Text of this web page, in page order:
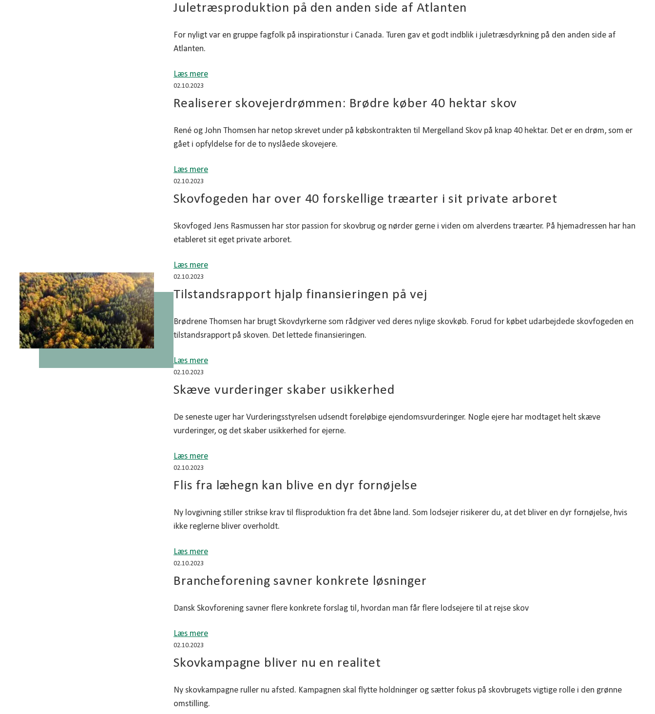
Juletræsproduktion på den anden side af Atlanten
For nyligt var en gruppe fagfolk på inspirationstur i Canada. Turen gav et godt indblik i juletræsdyrkning på den anden side af
Atlanten.
Læs mere
02.10.2023
Realiserer skovejerdrømmen: Brødre køber 40 hektar skov
René og John Thomsen har netop skrevet under på købskontrakten til Mergelland Skov på knap 40 hektar. Det er en drøm, som er
gået i opfyldelse for de to nyslåede skovejere.
Læs mere
02.10.2023
Skovfogeden har over 40 forskellige træarter i sit private arboret
Skovfoged Jens Rasmussen har stor passion for skovbrug og nørder gerne i viden om alverdens træarter. På hjemadressen har han
etableret sit eget private arboret.
Læs mere
02.10.2023
Tilstandsrapport hjalp finansieringen på vej
Brødrene Thomsen har brugt Skovdyrkerne som rådgiver ved deres nylige skovkøb. Forud for købet udarbejdede skovfogeden en
tilstandsrapport på skoven. Det lettede finansieringen.
Læs mere
02.10.2023
Skæve vurderinger skaber usikkerhed
De seneste uger har Vurderingsstyrelsen udsendt foreløbige ejendomsvurderinger. Nogle ejere har modtaget helt skæve
vurderinger, og det skaber usikkerhed for ejerne.
Læs mere
02.10.2023
Flis fra læhegn kan blive en dyr fornøjelse
Ny lovgivning stiller strikse krav til flisproduktion fra det åbne land. Som lodsejer risikerer du, at det bliver en dyr fornøjelse, hvis
ikke reglerne bliver overholdt.
Læs mere
02.10.2023
Brancheforening savner konkrete løsninger
Dansk Skovforening savner flere konkrete forslag til, hvordan man får flere lodsejere til at rejse skov
Læs mere
02.10.2023
Skovkampagne bliver nu en realitet
Ny skovkampagne ruller nu afsted. Kampagnen skal flytte holdninger og sætter fokus på skovbrugets vigtige rolle i den grønne
omstilling.